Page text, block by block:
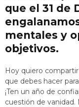
que el 31 de
mentales y
objetivos.
Hoy quiero
que debes hacer
¡Ten un año de
cuestión de